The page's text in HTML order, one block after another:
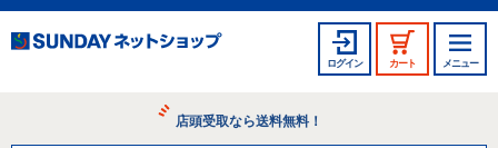
ログイン カート メニュー
店頭受取なら送料無料！